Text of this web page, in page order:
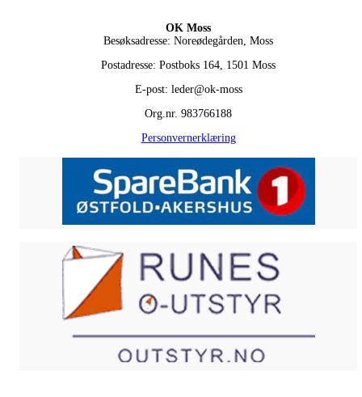
OK Moss
Besøksadresse: Noreødegården, Moss
Postadresse: Postboks 164, 1501 Moss
E-post: leder@ok-moss
Org.nr. 983766188
Personvernerklæring